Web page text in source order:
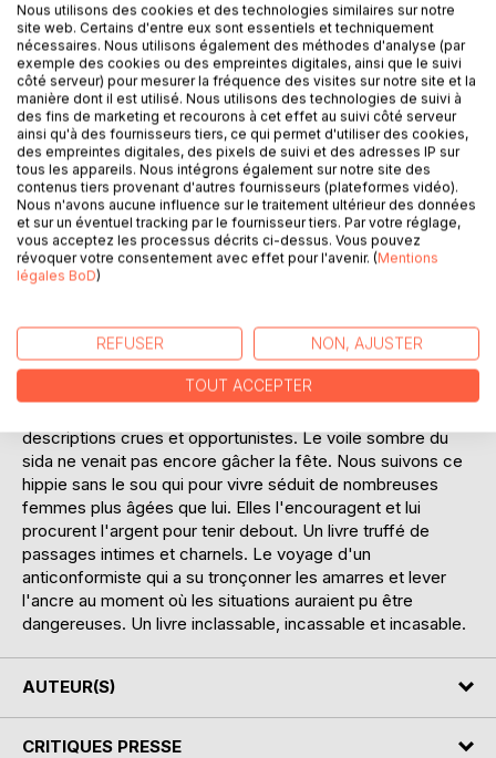
DESCRIPTION
Un titre énigmatique faisant référence à un terme ancien
renvoyant à un homme sans scrupule, à un 'blanc bec'.
L'alburostre représente aussi le nom d'un cétacé
couramment appelé licorne de mer. Ce livre est un portrait
réaliste et authentique des aventures de vie d'un jeune
partage ses tribulations qui l'ont mené à travers le monde
en évoquant des moments particulièrement difficiles, mais
aussi sa débrouillardise et ses amours ! Il ne cache rien de
sa maîtrise sexuelle et de ses performances en la matière
descriptions crues et opportunistes. Le voile sombre du
sida ne venait pas encore gâcher la fête. Nous suivons ce
hippie sans le sou qui pour vivre séduit de nombreuses
femmes plus âgées que lui. Elles l'encouragent et lui
procurent l'argent pour tenir debout. Un livre truffé de
passages intimes et charnels. Le voyage d'un
anticonformiste qui a su tronçonner les amarres et lever
l'ancre au moment où les situations auraient pu être
dangereuses. Un livre inclassable, incassable et incasable.
AUTEUR(S)
CRITIQUES PRESSE
Nous utilisons des cookies et des technologies similaires sur notre
site web. Certains d'entre eux sont essentiels et techniquement
nécessaires. Nous utilisons également des méthodes d'analyse (par
exemple des cookies ou des empreintes digitales, ainsi que le suivi
côté serveur) pour mesurer la fréquence des visites sur notre site et la
manière dont il est utilisé. Nous utilisons des technologies de suivi à
des fins de marketing et recourons à cet effet au suivi côté serveur
ainsi qu'à des fournisseurs tiers, ce qui permet d'utiliser des cookies,
des empreintes digitales, des pixels de suivi et des adresses IP sur
tous les appareils. Nous intégrons également sur notre site des
contenus tiers provenant d'autres fournisseurs (plateformes vidéo).
Nous n'avons aucune influence sur le traitement ultérieur des données
et sur un éventuel tracking par le fournisseur tiers. Par votre réglage,
vous acceptez les processus décrits ci-dessus. Vous pouvez
révoquer votre consentement avec effet pour l'avenir. (Mentions
légales BoD)
REFUSER NON, AJUSTER
TOUT ACCEPTER